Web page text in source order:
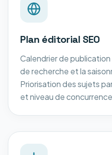
Plan éditorial SEO
Calendrier de
de recherche et la
Priorisation des sujets
et niveau de